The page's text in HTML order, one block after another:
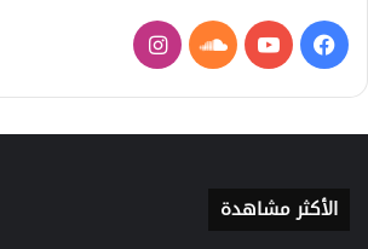
فيسبوكيوتيوبساوند
كلاود
انستقرام
الأكثر مشاهدة